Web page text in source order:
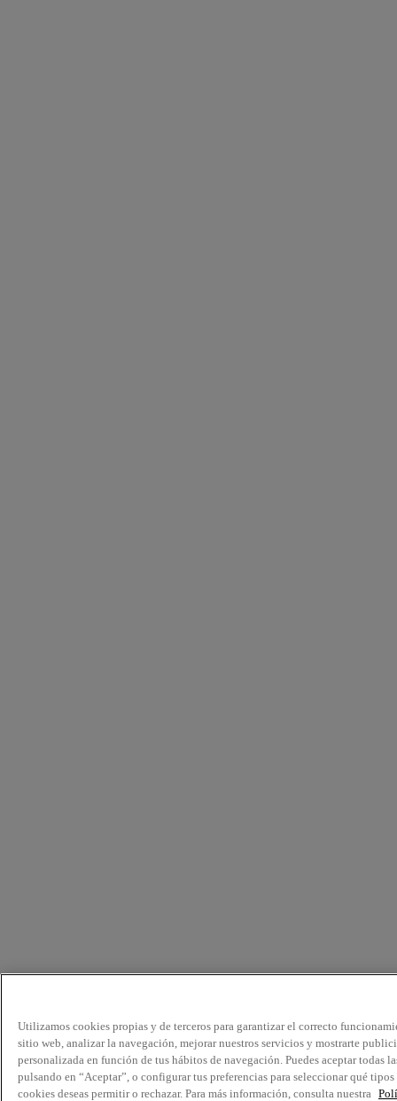
Utilizamos cookies propias y de terceros para garantizar el correcto
sitio web, analizar la navegación, mejorar nuestros servicios y mostrarte
personalizada en función de tus hábitos de navegación. Puedes aceptar todas
pulsando en “Aceptar”, o configurar tus preferencias para seleccionar qué tipos
cookies deseas permitir o rechazar. Para más información, consulta nuestra